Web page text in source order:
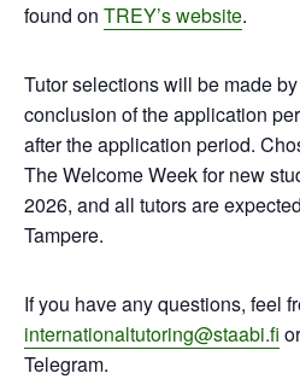
found on TREY’s website.
Tutor selections will be made
conclusion of the application
after the application period.
The Welcome Week for new
2026, and all tutors are
Tampere.
If you have any questions, feel
internationaltutoring@staabi.fi
Telegram.